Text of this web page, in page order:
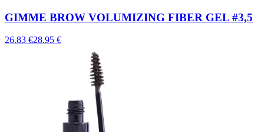
GIMME BROW VOLUMIZING FIBER GEL #3,5
26.83 €28.95 €